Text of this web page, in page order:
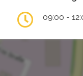
09:00 -